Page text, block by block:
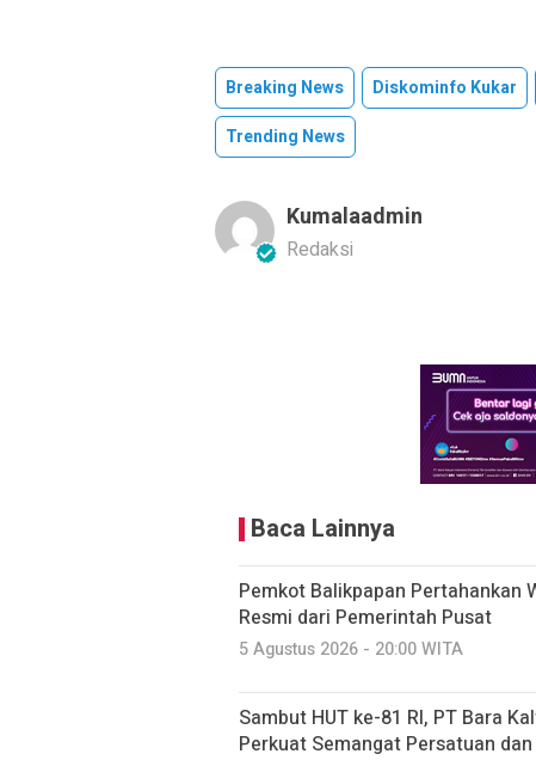
Breaking News Diskominfo Kukar
Trending News
Kumalaadmin
Redaksi
Baca Lainnya
Pemkot Balikpapan Pertahankan
Resmi dari Pemerintah Pusat
5 Agustus 2026 - 20:00 WITA
Sambut HUT ke-81 RI, PT Bara
Perkuat Semangat Persatuan